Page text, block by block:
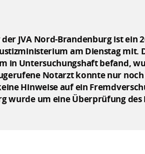
JVA Nord-Brandenburg ist ein
am Dienstag mit.
in Untersuchungshaft befand,
Notarzt konnte nur
Hinweise auf ein
wurde um eine Überprüfung des